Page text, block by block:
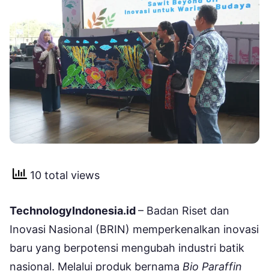
10 total views
TechnologyIndonesia.id– Badan Riset dan
Inovasi Nasional (BRIN) memperkenalkan inovasi
baru yang berpotensi mengubah industri batik
nasional. Melalui produk bernama Bio Paraffin